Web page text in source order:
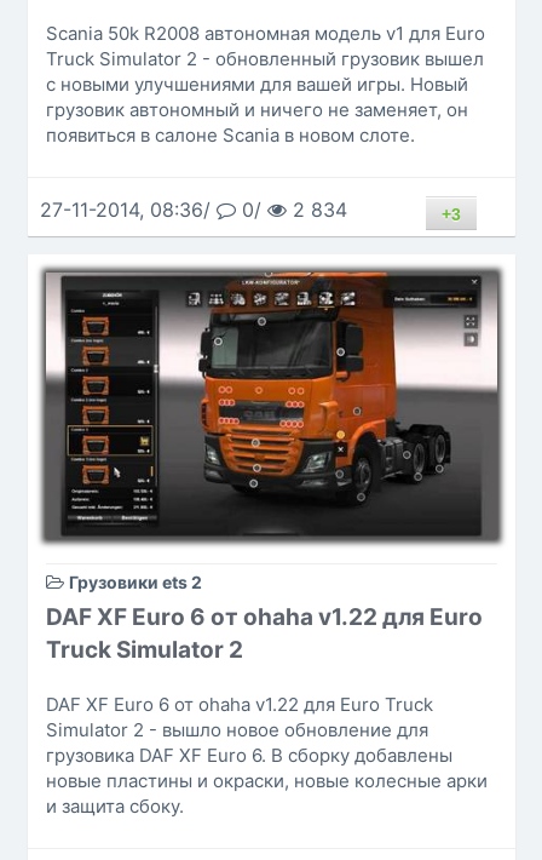
Scania 50k R2008 автономная модель v1 для Euro
Truck Simulator 2 - обновленный грузовик вышел
с новыми улучшениями для вашей игры. Новый
грузовик автономный и ничего не заменяет, он
появиться в салоне Scania в новом слоте.
27-11-2014, 08:36/ 0/ 2 834 +3
Грузовики ets 2
DAF XF Euro 6 от ohaha v1.22 для Euro
Truck Simulator 2
DAF XF Euro 6 от ohaha v1.22 для Euro Truck
Simulator 2 - вышло новое обновление для
грузовика DAF XF Euro 6. В сборку добавлены
новые пластины и окраски, новые колесные арки
и защита сбоку.